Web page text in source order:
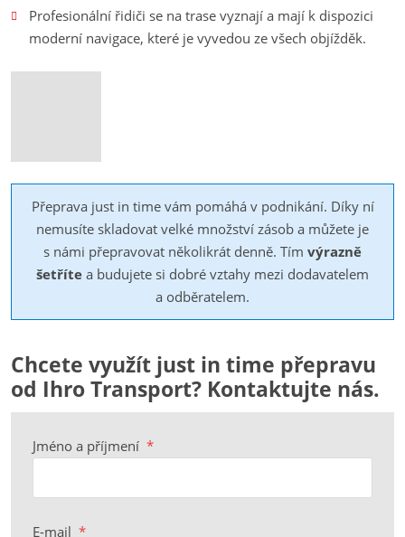
Profesionální řidiči se na trase vyznají a mají k dispozici
moderní navigace, které je vyvedou ze všech objížděk.
Přeprava just in time vám pomáhá v podnikání. Díky ní
nemusíte skladovat velké množství zásob a můžete je
s námi přepravovat několikrát denně. Tím výrazně
šetříte a budujete si dobré vztahy mezi dodavatelem
a odběratelem.
Chcete využít just in time přepravu
od Ihro Transport? Kontaktujte nás.
Jméno a příjmení *
E-mail *